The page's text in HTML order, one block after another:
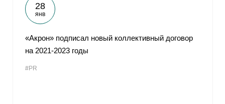
28
янв
«Акрон» подписал новый коллективный договор
на 2021-2023 годы
#PR